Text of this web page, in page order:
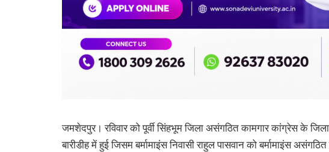
जमशेदपुर। रविवार को पूर्वी सिंहभूम जिला असंगठित कामगार कांग्रेस के
बारीडीह में हुई जिसम बर्मामाइंस निवासी राहुल पासवान को बर्मामाइंस